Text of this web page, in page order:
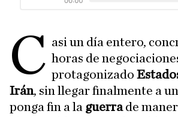
C asi un día entero,
horas de
protagonizado
Irán, sin llegar finalmente a
ponga fin a la guerrade